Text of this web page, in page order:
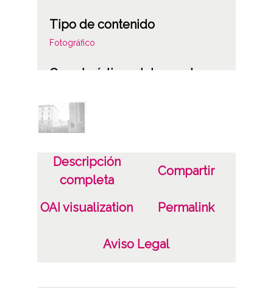
Tipo de contenido
Fotográfico
Características del soporte
Fecha
19341231
1900 a 1934 (Atribuida)
Lugar
Descripción
completa
Compartir
OAI visualization Permalink
Aviso Legal